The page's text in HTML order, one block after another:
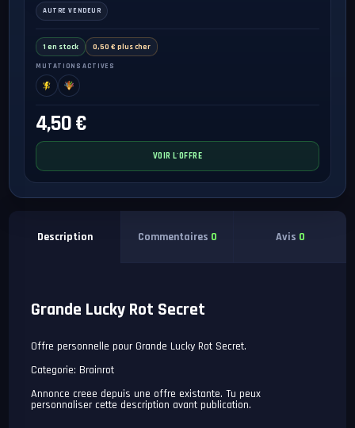
AUTRE VENDEUR
1 en stock 0,50 € plus cher
MUTATIONS ACTIVES
4,50 €
VOIR L'OFFRE
Description Commentaires 0 Avis 0
Grande Lucky Rot Secret
Offre personnelle pour Grande Lucky Rot Secret.
Categorie: Brainrot
Annonce creee depuis une offre existante. Tu peux
personnaliser cette description avant publication.